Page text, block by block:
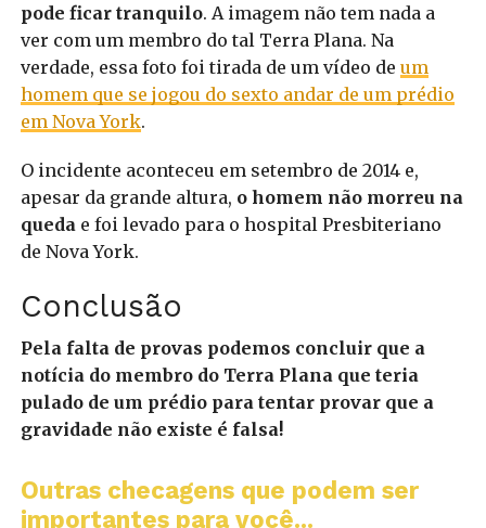
pode ficar tranquilo. A imagem não tem nada a
ver com um membro do tal Terra Plana. Na
verdade, essa foto foi tirada de um vídeo de um
homem que se jogou do sexto andar de um prédio
em Nova York.
O incidente aconteceu em setembro de 2014 e,
apesar da grande altura, o homem não morreu na
queda e foi levado para o hospital Presbiteriano
de Nova York.
Conclusão
Pela falta de provas podemos concluir que a
notícia do membro do Terra Plana que teria
pulado de um prédio para tentar provar que a
gravidade não existe é falsa!
Outras checagens que podem ser
importantes para você...